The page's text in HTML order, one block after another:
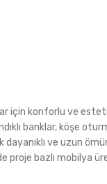
için konforlu ve
banklar, köşe
dayanıklı ve uzun
proje bazlı mobilya